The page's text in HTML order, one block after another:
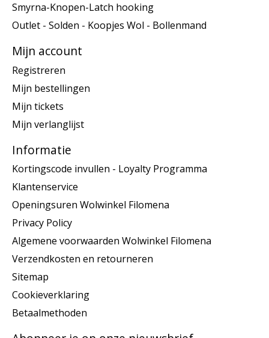
Smyrna-Knopen-Latch hooking
Outlet - Solden - Koopjes Wol - Bollenmand
Mijn account
Registreren
Mijn bestellingen
Mijn tickets
Mijn verlanglijst
Informatie
Kortingscode invullen - Loyalty Programma
Klantenservice
Openingsuren Wolwinkel Filomena
Privacy Policy
Algemene voorwaarden Wolwinkel Filomena
Verzendkosten en retourneren
Sitemap
Cookieverklaring
Betaalmethoden